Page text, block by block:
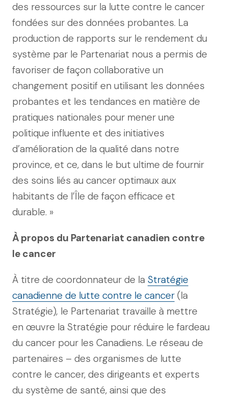
des ressources sur la lutte contre le cancer
fondées sur des données probantes. La
production de rapports sur le rendement du
système par le Partenariat nous a permis de
favoriser de façon collaborative un
changement positif en utilisant les données
probantes et les tendances en matière de
pratiques nationales pour mener une
politique influente et des initiatives
d’amélioration de la qualité dans notre
province, et ce, dans le but ultime de fournir
des soins liés au cancer optimaux aux
habitants de l’Île de façon efficace et
durable. »
À propos du Partenariat canadien contre
le cancer
À titre de coordonnateur de la Stratégie
canadienne de lutte contre le cancer (la
Stratégie), le Partenariat travaille à mettre
en œuvre la Stratégie pour réduire le fardeau
du cancer pour les Canadiens. Le réseau de
partenaires – des organismes de lutte
contre le cancer, des dirigeants et experts
du système de santé, ainsi que des